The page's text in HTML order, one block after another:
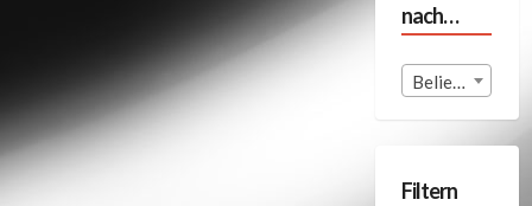
nach…
Beliebige Format
Filtern